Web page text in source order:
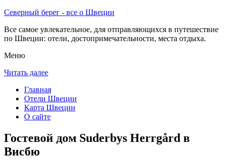
Северный берег - все о Швеции
Все самое увлекательное, для отправляющихся в путешествие
по Швеции: отели, достопримечательности, места отдыха.
Меню
Читать далее
Главная
Отели Швеции
Карта Швеции
О сайте
Гостевой дом Suderbys Herrgård в
Висбю